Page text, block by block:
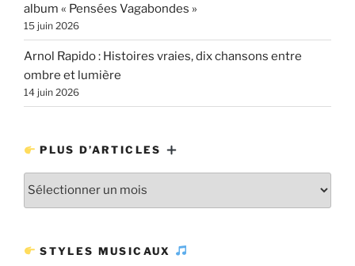
album « Pensées Vagabondes »
15 juin 2026
Arnol Rapido : Histoires vraies, dix chansons entre
ombre et lumière
14 juin 2026
PLUS D’ARTICLES
STYLES MUSICAUX